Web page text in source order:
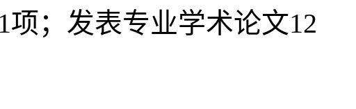
；发表专业学术论文12